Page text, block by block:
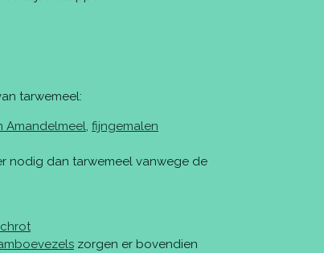
tarwemeel:
Amandelmeel, fijngemalen
nodig dan tarwemeel vanwege de
zorgen er bovendien